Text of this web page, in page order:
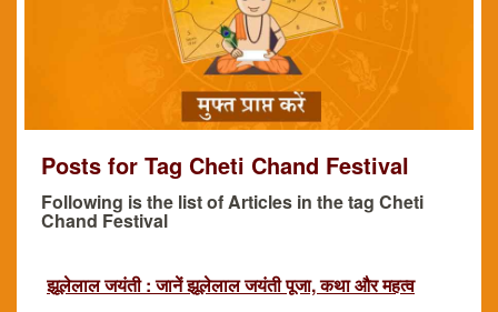
Posts for Tag Cheti Chand Festival
Following is the list of Articles in the tag Cheti
Chand Festival
झूलेलाल जयंती : जानें झूलेलाल जयंती पूजा, कथा और महत्व